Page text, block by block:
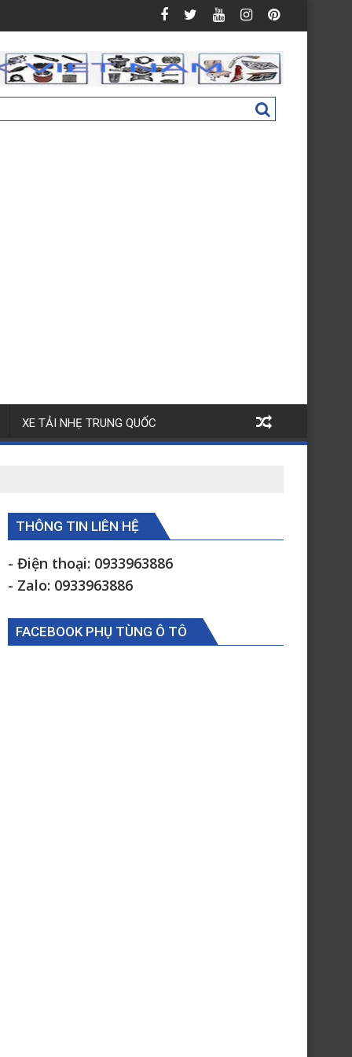
C160 New M4831011002A0Nắp hộp cốp phụ táp lô Foton Ollin 500
XE TẢI NHẸ TRUNG QUỐC
THÔNG TIN LIÊN HỆ
- Điện thoại: 0933963886
- Zalo: 0933963886
FACEBOOK PHỤ TÙNG Ô TÔ